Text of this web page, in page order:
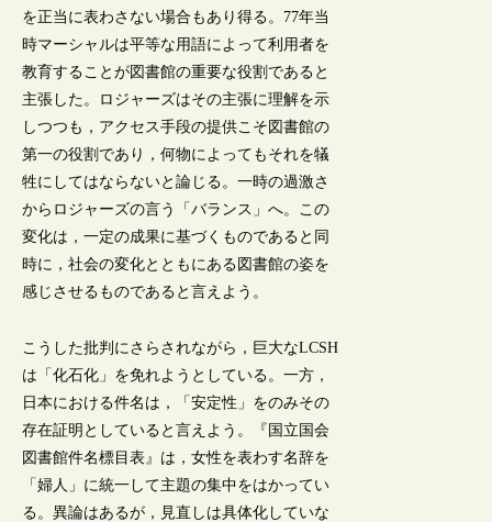
を正当に表わさない場合もあり得る。77年当
時マーシャルは平等な用語によって利用者を
教育することが図書館の重要な役割であると
主張した。ロジャーズはその主張に理解を示
しつつも，アクセス手段の提供こそ図書館の
第一の役割であり，何物によってもそれを犠
牲にしてはならないと論じる。一時の過激さ
からロジャーズの言う「バランス」へ。この
変化は，一定の成果に基づくものであると同
時に，社会の変化とともにある図書館の姿を
感じさせるものであると言えよう。
こうした批判にさらされながら，巨大なLCSH
は「化石化」を免れようとしている。一方，
日本における件名は，「安定性」をのみその
存在証明としていると言えよう。『国立国会
図書館件名標目表』は，女性を表わす名辞を
「婦人」に統一して主題の集中をはかってい
る。異論はあるが，見直しは具体化していな